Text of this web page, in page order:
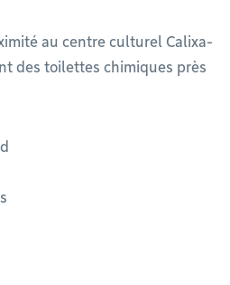
au centre culturel Calixa-
des toilettes chimiques près